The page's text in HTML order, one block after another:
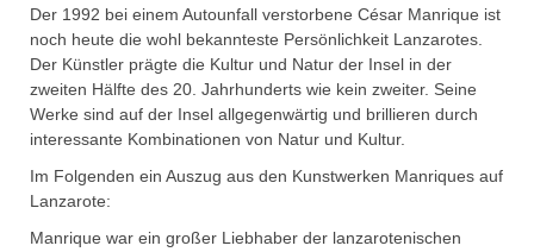
Der 1992 bei einem Autounfall verstorbene César Manrique ist
noch heute die wohl bekannteste Persönlichkeit Lanzarotes.
Der Künstler prägte die Kultur und Natur der Insel in der
zweiten Hälfte des 20. Jahrhunderts wie kein zweiter. Seine
Werke sind auf der Insel allgegenwärtig und brillieren durch
interessante Kombinationen von Natur und Kultur.
Im Folgenden ein Auszug aus den Kunstwerken Manriques auf
Lanzarote:
Manrique war ein großer Liebhaber der lanzarotenischen